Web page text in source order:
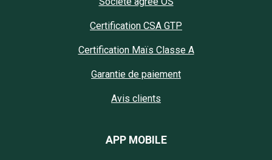
Certification CSA GTP
Certification Maïs Classe A
Garantie de paiement
Avis clients
APP MOBILE